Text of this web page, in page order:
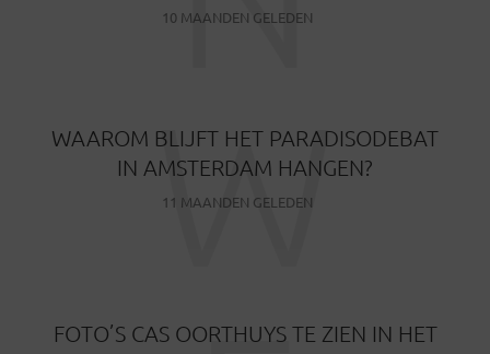
10 MAANDEN GELEDEN
WAAROM BLIJFT HET PARADISODEBAT
IN AMSTERDAM HANGEN?
11 MAANDEN GELEDEN
W
FOTO’S CAS OORTHUYS TE ZIEN IN HET